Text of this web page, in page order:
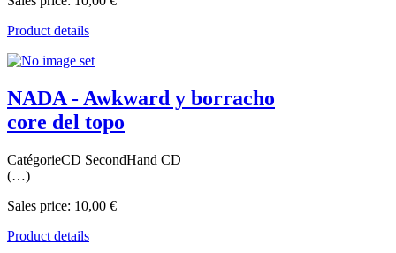
Product details
NADA - Awkward y borracho
core del topo
CatégorieCD SecondHand CD
(…)
Sales price: 10,00 €
Product details